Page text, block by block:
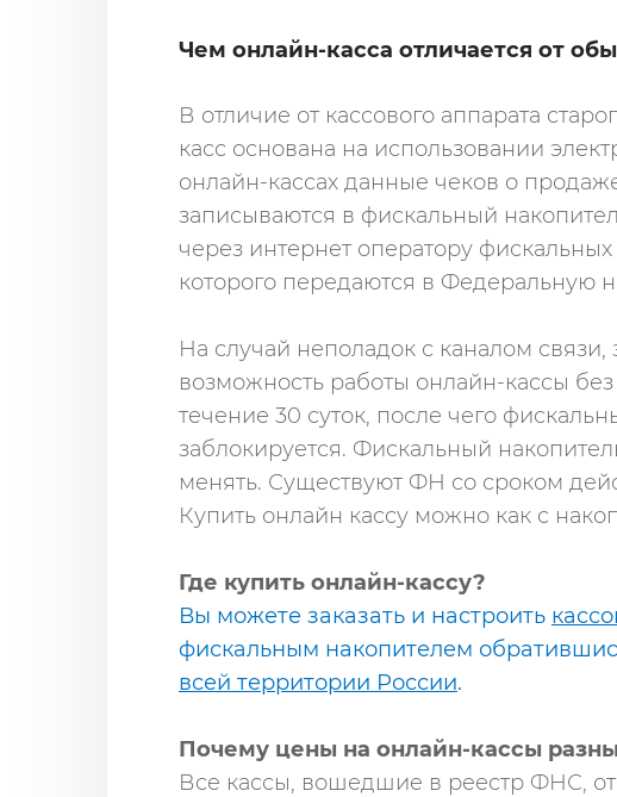
Чем онлайн-касса отличается от
В отличие от кассового аппарата
касс основана на использовании
онлайн-кассах данные чеков о
записываются в фискальный
через интернет оператору
которого передаются в Федеральную
На случай неполадок с каналом
возможность работы онлайн-кассы без
течение 30 суток, после чего
заблокируется. Фискальный
менять. Существуют ФН со сроком
Купить онлайн кассу можно как с
Где купить онлайн-кассу?
Вы можете заказать и настроить
фискальным накопителем
всей территории России.
Почему цены на онлайн-кассы
Все кассы, вошедшие в реестр ФНС,